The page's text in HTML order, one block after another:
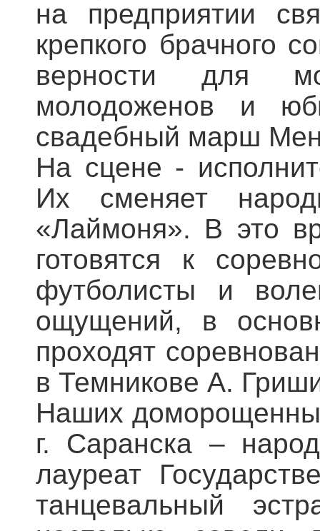
на предприятии
крепкого брачного
верности для
молодоженов и
свадебный марш
На сцене -
Их сменяет
«Лаймоня». В это
готовятся к
футболисты и
ощущений, в
проходят
в Темникове А.
Наших
г. Саранска –
лауреат
танцевальный